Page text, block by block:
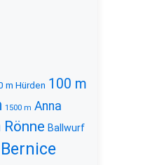
m Hürden 100 m
1500 m Anna
Rönne Ballwurf
Bernice